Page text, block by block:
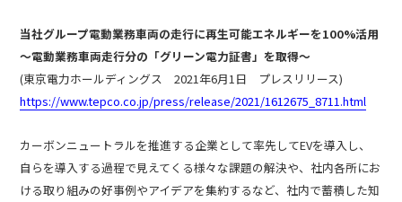
当社グループ電動業務車両の走行に再生可能エネルギーを100%活用
～電動業務車両走行分の「グリーン電力証書」を取得～
(東京電力ホールディングス 2021年6月1日 プレスリリース)
https://www.tepco.co.jp/press/release/2021/1612675_8711.html
カーボンニュートラルを推進する企業として率先してEVを導入し、
自らを導入する過程で見えてくる様々な課題の解決や、社内各所にお
ける取り組みの好事例やアイデアを集約するなど、社内で蓄積した知